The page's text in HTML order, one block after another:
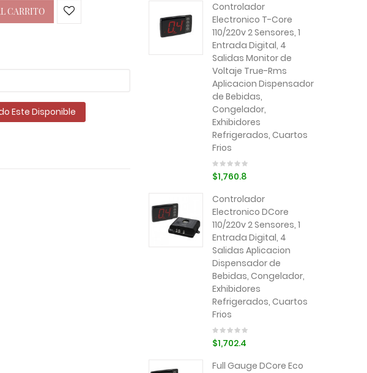
CARRITO
Este Disponible
Controlador
Electronico T-Core
110/220v 2 Sensores, 1
Entrada Digital, 4
Salidas Monitor de
Voltaje True-Rms
Aplicacion Dispensador
de Bebidas,
Congelador,
Exhibidores
Refrigerados, Cuartos
Frios
$1,760.8
Controlador
Electronico DCore
110/220v 2 Sensores, 1
Entrada Digital, 4
Salidas Aplicacion
Dispensador de
Bebidas, Congelador,
Exhibidores
Refrigerados, Cuartos
Frios
$1,702.4
Full Gauge DCore Eco